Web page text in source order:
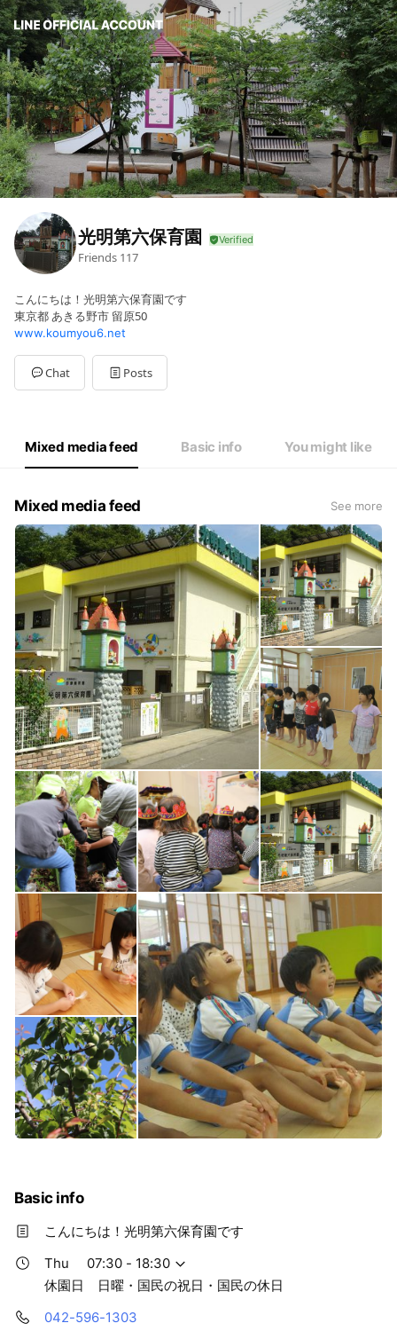
光明第六保育園
Friends 117
こんにちは！光明第六保育園です
東京都 あきる野市 留原50
www.koumyou6.net
Chat Posts
Mixed media feed Basic info You might like
Mixed media feed See more
Basic info
こんにちは！光明第六保育園です
Thu
07:30 - 18:30
休園日 日曜・国民の祝日・国民の休日
042-596-1303